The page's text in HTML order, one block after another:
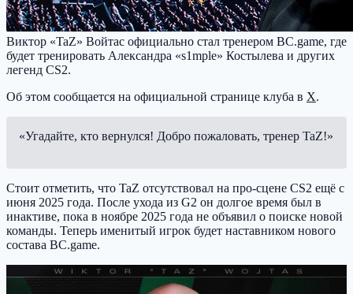
Виктор «TaZ» Войтас официально стал тренером BC.game, где
будет тренировать Александра «s1mple» Костылева и других
легенд CS2.
Об этом сообщается на официальной странице клуба в X.
«Угадайте, кто вернулся! Добро пожаловать, тренер TaZ!»
Стоит отметить, что TaZ отсутствовал на про-сцене CS2 ещё с
июня 2025 года. После ухода из G2 он долгое время был в
инактиве, пока в ноябре 2025 года не объявил о поиске новой
команды. Теперь именитый игрок будет наставником нового
состава BC.game.